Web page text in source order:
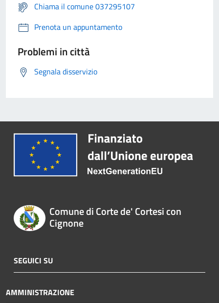
Chiama il comune 037295107
Prenota un appuntamento
Problemi in città
Segnala disservizio
Comune di Corte de' Cortesi con
Cignone
SEGUICI SU
AMMINISTRAZIONE